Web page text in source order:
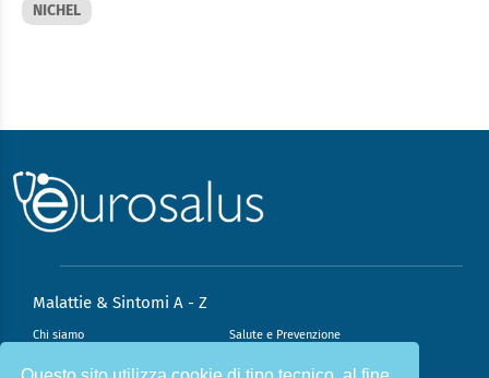
NICHEL
Malattie & Sintomi A - Z
Chi siamo Salute e Prevenzione
Infiammazione e Allergia Direzione scientifica